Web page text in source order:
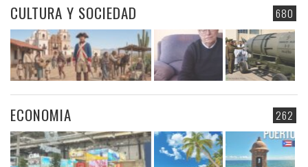
680
CULTURA Y SOCIEDAD
262
ECONOMIA